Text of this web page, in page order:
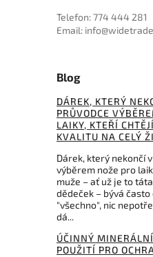
Telefon: 774 444 281
Email:
Blog
DÁREK, KTERÝ
PRŮVODCE
LAIKY, KTEŘÍ
KVALITU NA CELÝ
Dárek, který nekončí
výběrem nože pro
muže – ať už je to
dědeček – bývá
"všechno", nic
dá...
ÚČINNÝ
POUŽITÍ PRO